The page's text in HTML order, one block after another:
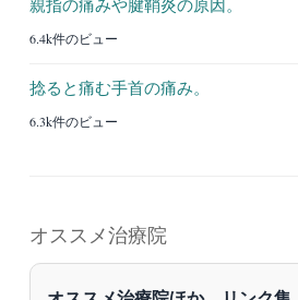
6.4k件のビュー
捻ると痛む手首の痛み。
6.3k件のビュー
オススメ治療院